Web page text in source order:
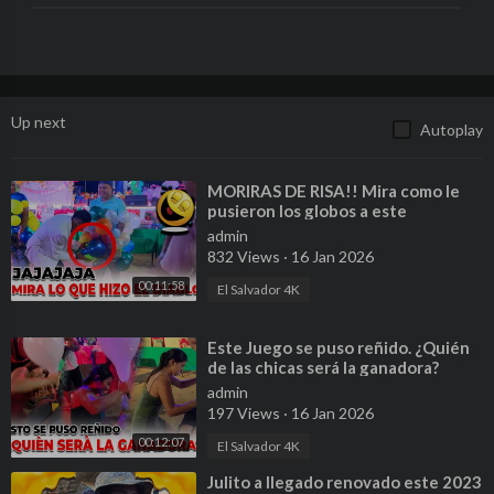
Up next Autoplay
00:11:58
⁣MORIRAS DE RISA!! Mira como le
pusieron los globos a este
trabajador. Esto cada ves se pone
mejor.
admin
832 Views · 16 Jan 2026
El Salvador 4K
00:12:07
⁣Este Juego se puso reñido. ¿Quién
de las chicas será la ganadora?
admin
197 Views · 16 Jan 2026
El Salvador 4K
⁣Julito a llegado renovado este 2023